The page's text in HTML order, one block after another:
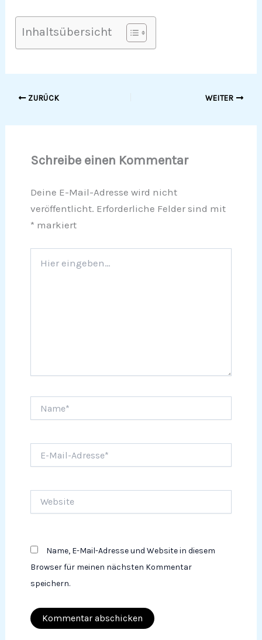
Inhaltsübersicht
ZURÜCK WEITER
Schreibe einen Kommentar
Deine E-Mail-Adresse wird nicht
veröffentlicht. Erforderliche Felder sind mit
* markiert
eingeben…
Mail-
Name, E-Mail-Adresse und Website in diesem
Browser für meinen nächsten Kommentar
speichern.